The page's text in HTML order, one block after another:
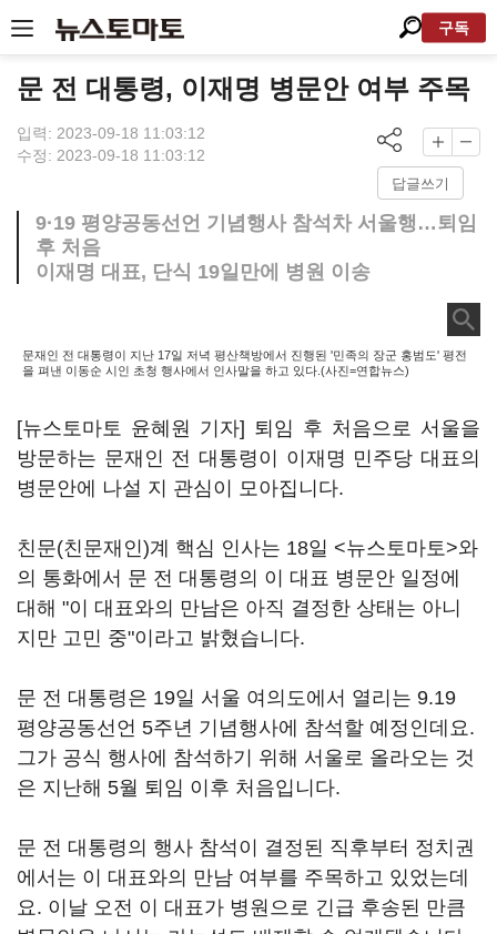
구독
문 전 대통령, 이재명 병문안 여부 주목
입력: 2023-09-18 11:03:12
수정: 2023-09-18 11:03:12
답글쓰기
9·19 평양공동선언 기념행사 참석차 서울행…퇴임
후 처음
이재명 대표, 단식 19일만에 병원 이송
문재인 전 대통령이 지난 17일 저녁 평산책방에서 진행된 '민족의 장군 홍범도' 평전
을 펴낸 이동순 시인 초청 행사에서 인사말을 하고 있다.(사진=연합뉴스)
[뉴스토마토 윤혜원 기자] 퇴임 후 처음으로 서울을
방문하는 문재인 전 대통령이 이재명 민주당 대표의
병문안에 나설 지 관심이 모아집니다.
친문(친문재인)계 핵심 인사는 18일 <뉴스토마토>와
의 통화에서 문 전 대통령의 이 대표 병문안 일정에
대해 "이 대표와의 만남은 아직 결정한 상태는 아니
지만 고민 중"이라고 밝혔습니다.
문 전 대통령은 19일 서울 여의도에서 열리는 9.19
평양공동선언 5주년 기념행사에 참석할 예정인데요.
그가 공식 행사에 참석하기 위해 서울로 올라오는 것
은 지난해 5월 퇴임 이후 처음입니다.
문 전 대통령의 행사 참석이 결정된 직후부터 정치권
에서는 이 대표와의 만남 여부를 주목하고 있었는데
요. 이날 오전 이 대표가 병원으로 긴급 후송된 만큼